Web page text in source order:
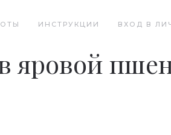
ИНСТРУКЦИИ ВХОД В
яровой